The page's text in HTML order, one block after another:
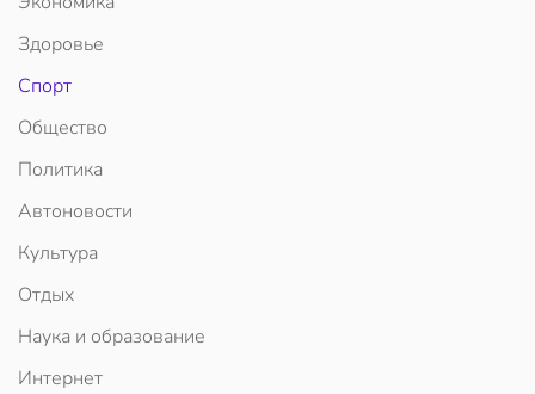
Здоровье
Спорт
Общество
Политика
Автоновости
Культура
Отдых
Наука и образование
Интернет